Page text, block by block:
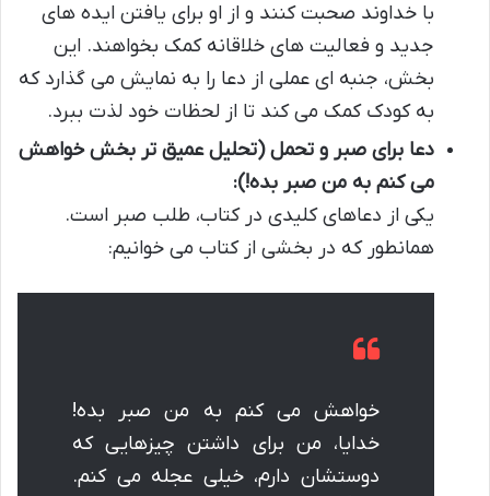
با خداوند صحبت کنند و از او برای یافتن ایده های
جدید و فعالیت های خلاقانه کمک بخواهند. این
بخش، جنبه ای عملی از دعا را به نمایش می گذارد که
به کودک کمک می کند تا از لحظات خود لذت ببرد.
دعا برای صبر و تحمل (تحلیل عمیق تر بخش خواهش
می کنم به من صبر بده!):
یکی از دعاهای کلیدی در کتاب، طلب صبر است.
همانطور که در بخشی از کتاب می خوانیم:
خواهش می کنم به من صبر بده!
خدایا، من برای داشتن چیزهایی که
دوستشان دارم، خیلی عجله می کنم.